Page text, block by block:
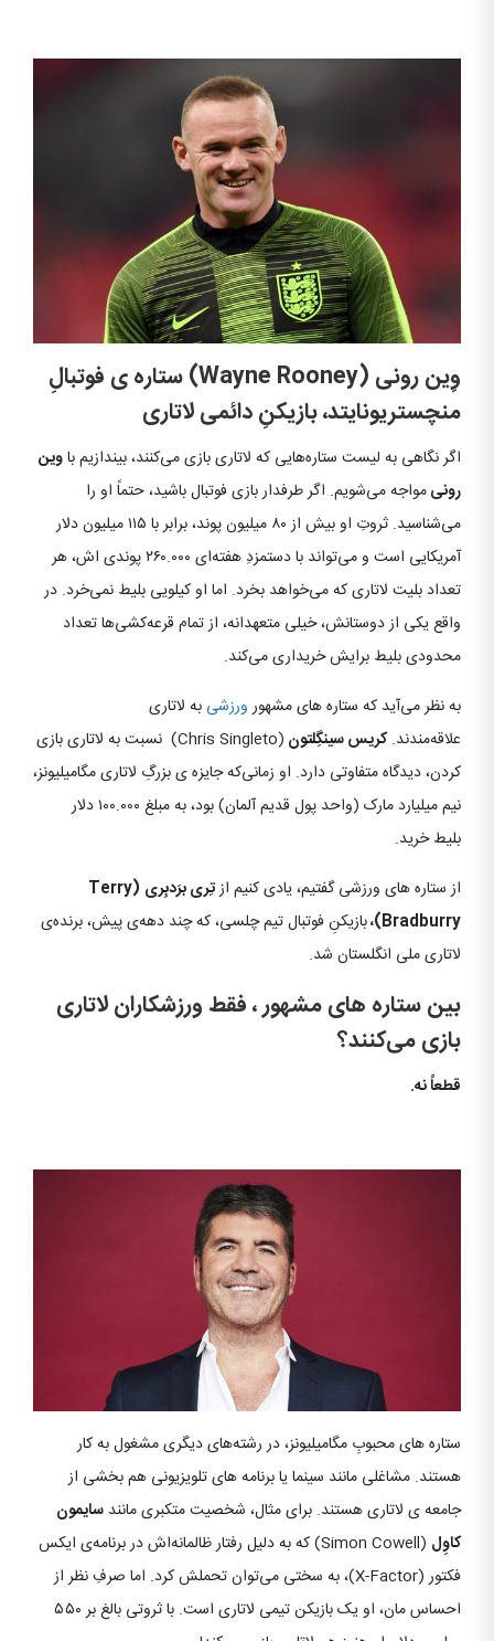
وِین رونی (Wayne Rooney
)ستاره‌ ی فوتبالِ
منچستریونایتد، بازیکنِ دائمی لاتاری
اگر نگاهی به لیست ستاره‌هایی که لاتاری بازی می‌کنند، بیندازیم باوین
رونیمواجه می‌شویم. اگر طرفدار بازی فوتبال باشید، حتماً او را
می‌شناسید. ثروتِ او بیش از ۸۰ میلیون پوند، برابر با ۱۱۵ میلیون دلار
آمریکایی است و می‌تواند با دستمزدِ هفته‌ای ۲۶۰.۰۰۰ پوندی‌ اش، هر
تعداد بلیت لاتاری که می‌خواهد بخرد. اما او کیلویی بلیط نمی‌خرد. در
واقع یکی از دوستانش، خیلی متعهدانه، از تمام قرعه‌کشی‌ها تعداد
محدودی بلیط برایش خریداری می‌کند.
به نظر می‌آید که ستاره‌ های مشهورورزشی به لاتاری
علاقه‌مندند.کریس سینگِلتون
(Chris Singleto) نسبت به لاتاری بازی
کردن، دیدگاه متفاوتی دارد. او زمانی‌که جایزه‌ ی بزرگِ لاتاری مگامیلیونز،
نیم میلیارد مارک (واحد پول قدیم آلمان) بود، به مبلغ ۱۰۰.۰۰۰ دلار
بلیط خرید.
از ستاره‌ های ورزشی گفتیم، یادی کنیم ازتِری برَدبِری (Terry
Bradburry)، بازیکنِ فوتبال تیم چلسی، که چند دهه‌ی پیش، برنده‌ی
لاتاری ملی انگلستان شد.
بین ستاره‌ های مشهور ، فقط ورزشکاران لاتاری
بازی می‌کنند؟
قطعاً نه.
ستاره‌ های محبوبِ مگامیلیونز، در رشته‌های دیگری مشغول به کار
هستند. مشاغلی مانند سینما یا برنامه‌ های تلویزیونی هم بخشی از
جامعه‌ ی لاتاری هستند. برای مثال، شخصیت متکبری مانند سایمون
کاوِل
(Simon Cowell) که به دلیل رفتار ظالمانه‌اش در برنامه‌ی ایکس
فکتور (X-Factor)، به سختی می‌توان تحملش کرد. اما صرفِ نظر از
احساس‌ مان، او یک بازیکن تیمی لاتاری است. با ثروتی بالغ بر ۵۵۰